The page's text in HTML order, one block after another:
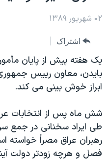
اصلی
صفحه
اصلی
جهش
به
جستجو
ایران
آمریکا
جهان
ورزشی
گزیده‌ها
ویژه برنامه‌ها
ویدیوها
فرهنگ و زندگی
برنامه های تلویزیونی
جدول برنامه ها
صفحه‌های ویژه
جام جهانی ۲۰۲۶
عملیات خشم حماسی
بایگانی برنامه‌های تلویزیونی
مستندها
فرکانس‌های صدای آمریکا
پخش رادیویی
یادگیری زبان انگلیسی
دنبال کنید
۰۲ شهریور ۱۳۸۹
اشتراک
يک هفته پيش از پايان
بايدن، معاون رييس جمهوری
ابراز خوش بينی می کند.
شش ماه پس از انتخابات
طی ايراد سخنانی در جمع
رهبران عراق مصراً خواسته
فصل و هرچه زودتر دولت